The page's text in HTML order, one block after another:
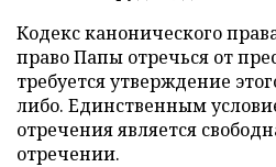
Кодекс канонического
право Папы отречься от
требуется утверждение
либо. Единственным
отречения является
отречении.